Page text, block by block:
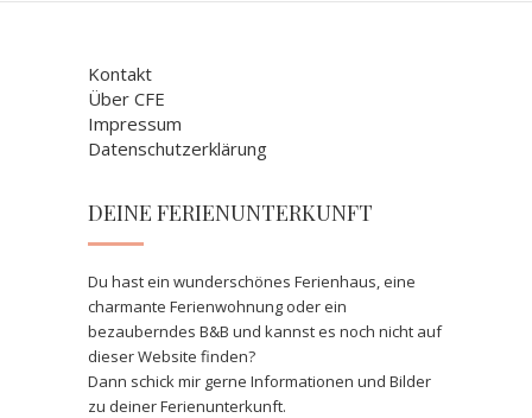
Kontakt
Über CFE
Impressum
Datenschutzerklärung
DEINE FERIENUNTERKUNFT
Du hast ein wunderschönes Ferienhaus, eine
charmante Ferienwohnung oder ein
bezauberndes B&B und kannst es noch nicht auf
dieser Website finden?
Dann schick mir gerne Informationen und Bilder
zu deiner Ferienunterkunft.